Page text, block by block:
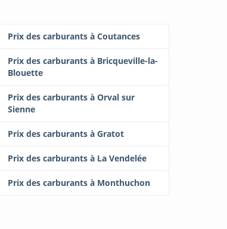
Prix des carburants à Coutances
Prix des carburants à Bricqueville-la-
Blouette
Prix des carburants à Orval sur
Sienne
Prix des carburants à Gratot
Prix des carburants à La Vendelée
Prix des carburants à Monthuchon